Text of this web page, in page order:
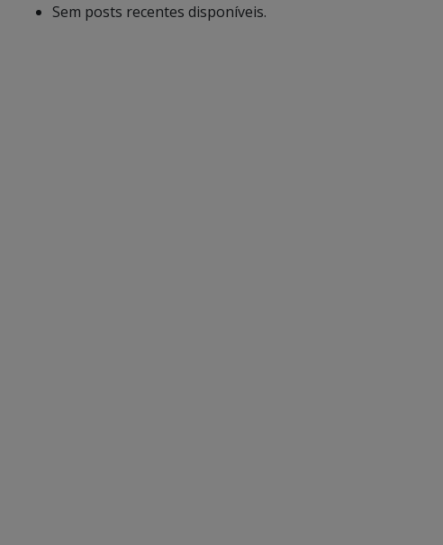
Sem posts recentes disponíveis.